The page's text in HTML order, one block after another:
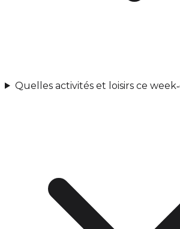
Quelles activités et loisirs ce